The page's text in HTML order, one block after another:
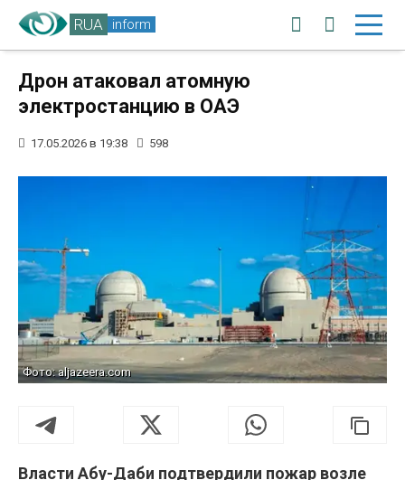
RUA inform
Дрон атаковал атомную
электростанцию в ОАЭ
17.05.2026 в 19:38 598
Фото: aljazeera.com
Власти Абу-Даби подтвердили пожар возле